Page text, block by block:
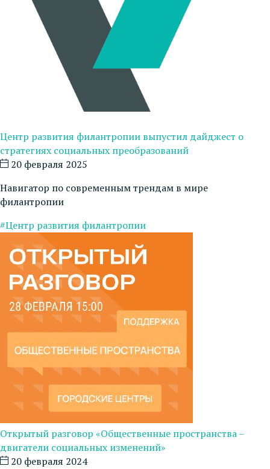
Центр развития филантропии выпустил дайджест о
стратегиях социальных преобразований
20 февраля 2025
Навигатор по современным трендам в мире
филантропии
#Центр развития филантропии
Открытый разговор «Общественные пространства –
двигатели социальных изменений»
20 февраля 2024